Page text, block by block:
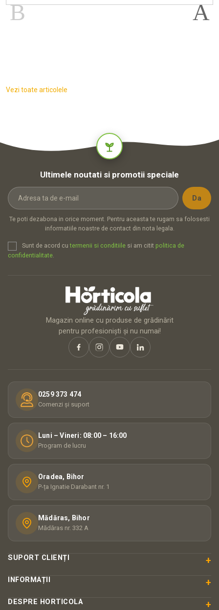
Vezi toate articolele
Ultimele noutati si promotii speciale
Te poti dezabona in orice moment. Pentru aceasta te rugam sa folosesti
informatiile noastre de contact din nota legala.
Sunt de acord cutermenii si conditiile si am citit politica de
confidentialitate.
Magazin online cu produse de grădinărit
pentru profesioniști și nu numai!
0259 373 474
Comenzi și suport
Luni – Vineri: 08:00 – 16:00
Program de lucru
Oradea, Bihor
P-ța Ignatie Darabant nr. 1
Mădăras, Bihor
Mădăras nr. 332 A
SUPORT CLIENȚI +
INFORMAȚII +
DESPRE HORTICOLA +